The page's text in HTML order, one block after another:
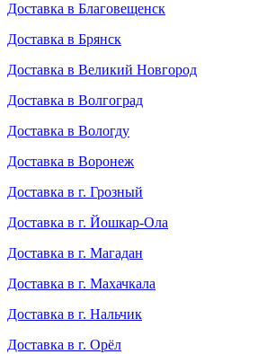
Доставка в Благовещенск
Доставка в Брянск
Доставка в Великий Новгород
Доставка в Волгоград
Доставка в Вологду
Доставка в Воронеж
Доставка в г. Грозный
Доставка в г. Йошкар-Ола
Доставка в г. Магадан
Доставка в г. Махачкала
Доставка в г. Нальчик
Доставка в г. Орёл